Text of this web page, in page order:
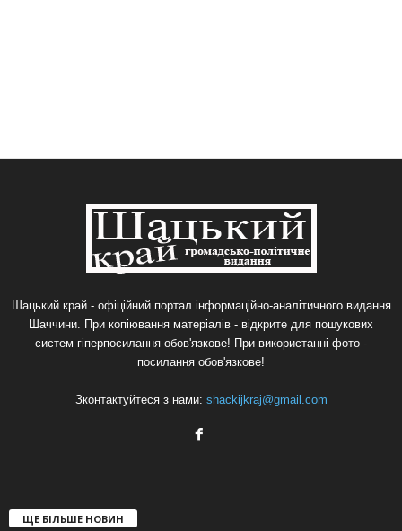
Шацький край - офіційний портал інформаційно-аналітичного видання
Шаччини. При копіювання матеріалів - відкрите для пошукових
систем гіперпосилання обов'язкове! При використанні фото -
посилання обов'язкове!
Зконтактуйтеся з нами: shackijkraj@gmail.com
ЩЕ БІЛЬШЕ НОВИН